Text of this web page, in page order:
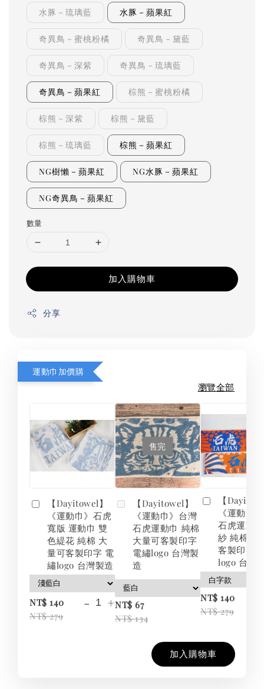
水豚－琉璃藍 水豚－蘋果紅
奇異鳥－蜜桃粉橘 奇異鳥－黛藍
奇異鳥－深紫 奇異鳥－琉璃藍
奇異鳥－蘋果紅 棕熊－蜜桃粉橘
棕熊－深紫 棕熊－黛藍
棕熊－琉璃藍 棕熊－蘋果紅
NG樹懶－蘋果紅 NG水豚－蘋果紅
NG奇異鳥－蘋果紅
數量
加入購物車
分享
運動巾加價購
瀏覽全部
【Dayitowel】
《運動巾》石虎
寬版 運動巾 雙
色緹花 純棉 大
量可客製印字 電
繡logo 台灣製造
NT$ 140
NT$ 279
- +
售完
【Dayitowel】
《運動巾》台灣
石虎運動巾 純棉
大量可客製印字
電繡logo 台灣製
造
NT$ 67
NT$ 134
【
《運動巾
石虎運動
紗 純棉 大
客製印字
logo 台灣
NT$ 140
NT$ 279
加入購物車